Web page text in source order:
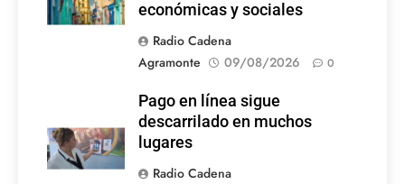
económicas y sociales
Radio Cadena
Agramonte
09/08/2026 0
Pago en línea sigue
descarrilado en muchos
lugares
Radio Cadena